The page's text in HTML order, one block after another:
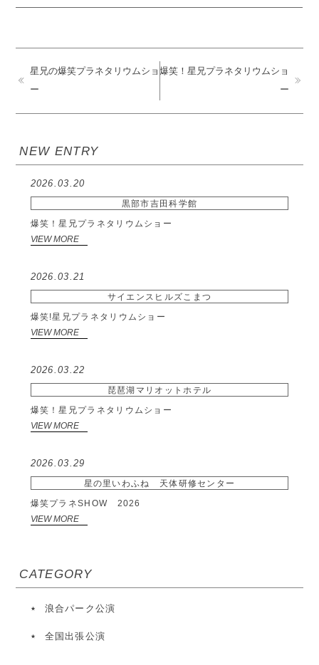
星兄の爆笑プラネタリウムショ
ー
爆笑！星兄プラネタリウムショ
ー
NEW ENTRY
2026.03.20
黒部市吉田科学館
爆笑！星兄プラネタリウムショー
VIEW MORE
2026.03.21
サイエンスヒルズこまつ
爆笑!星兄プラネタリウムショー
VIEW MORE
2026.03.22
琵琶湖マリオットホテル
爆笑！星兄プラネタリウムショー
VIEW MORE
2026.03.29
星の里いわふね 天体研修センター
爆笑プラネSHOW 2026
VIEW MORE
CATEGORY
浪合パーク公演
全国出張公演